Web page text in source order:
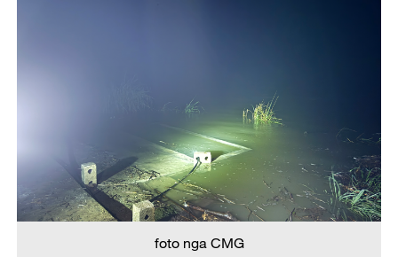
foto nga CMG